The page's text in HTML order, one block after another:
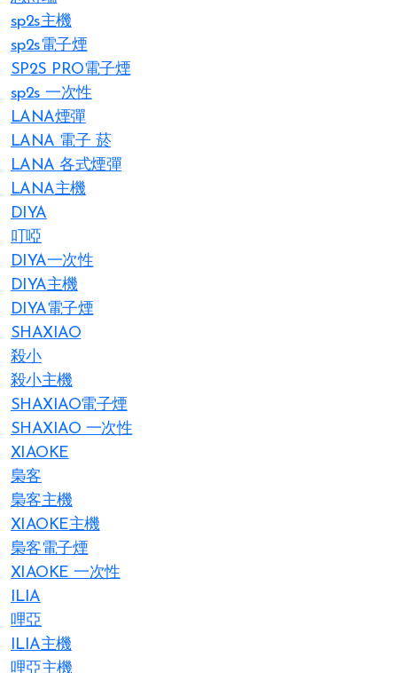
sp2s主機
sp2s電子煙
SP2S PRO電子煙
sp2s 一次性
LANA煙彈
LANA 電子 菸​
LANA 各式煙彈
LANA主機
DIYA
叮啞
DIYA一次性
DIYA主機
DIYA電子煙
SHAXIAO
殺小
殺小主機
SHAXIAO電子煙
SHAXIAO 一次性
XIAOKE
梟客
梟客主機
XIAOKE主機
梟客電子煙
XIAOKE 一次性
ILIA
哩亞
ILIA主機
哩亞主機